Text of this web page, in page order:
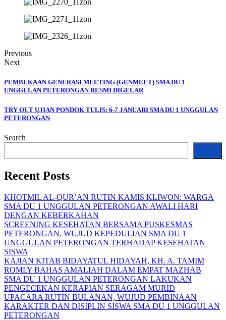
Previous
Next
PEMBUKAAN GENERASI MEETING (GENMEET) SMA DU 1
UNGGULAN PETERONGAN RESMI DIGELAR
TRY OUT UJIAN PONDOK TULIS: 6-7 JANUARI SMA DU 1 UNGGULAN
PETERONGAN
Search
Recent Posts
KHOTMIL AL-QUR’AN RUTIN KAMIS KLIWON: WARGA
SMA DU 1 UNGGULAN PETERONGAN AWALI HARI
DENGAN KEBERKAHAN
SCREENING KESEHATAN BERSAMA PUSKESMAS
PETERONGAN, WUJUD KEPEDULIAN SMA DU 1
UNGGULAN PETERONGAN TERHADAP KESEHATAN
SISWA
KAJIAN KITAB BIDAYATUL HIDAYAH, KH. A. TAMIM
ROMLY BAHAS AMALIAH DALAM EMPAT MAZHAB
SMA DU 1 UNGGULAN PETERONGAN LAKUKAN
PENGECEKAN KERAPIAN SERAGAM MURID
UPACARA RUTIN BULANAN, WUJUD PEMBINAAN
KARAKTER DAN DISIPLIN SISWA SMA DU 1 UNGGULAN
PETERONGAN